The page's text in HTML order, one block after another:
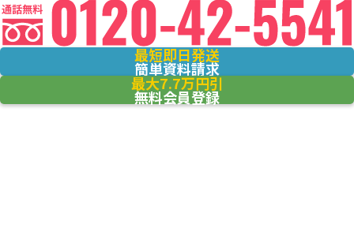
最短即日発送
簡単資料請求
最大7.7万円引
無料会員登録